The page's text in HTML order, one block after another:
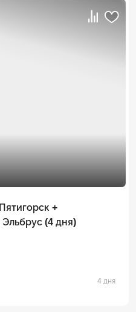
+
(4 дня)
4 дня